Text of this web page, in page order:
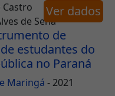
Castro
de Sena
de
estudantes do
no Paraná
Maringá - 2021
Ver dados